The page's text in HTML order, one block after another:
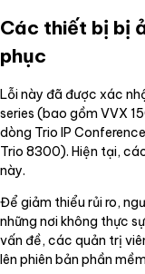
Các thiết bị bị
phục
Lỗi này đã được xác
series (bao gồm VVX
dòng Trio IP
Trio 8300). Hiện tại,
này.
Để giảm thiểu rủi ro,
những nơi không thực
vấn đề, các quản trị
lên phiên bản phần